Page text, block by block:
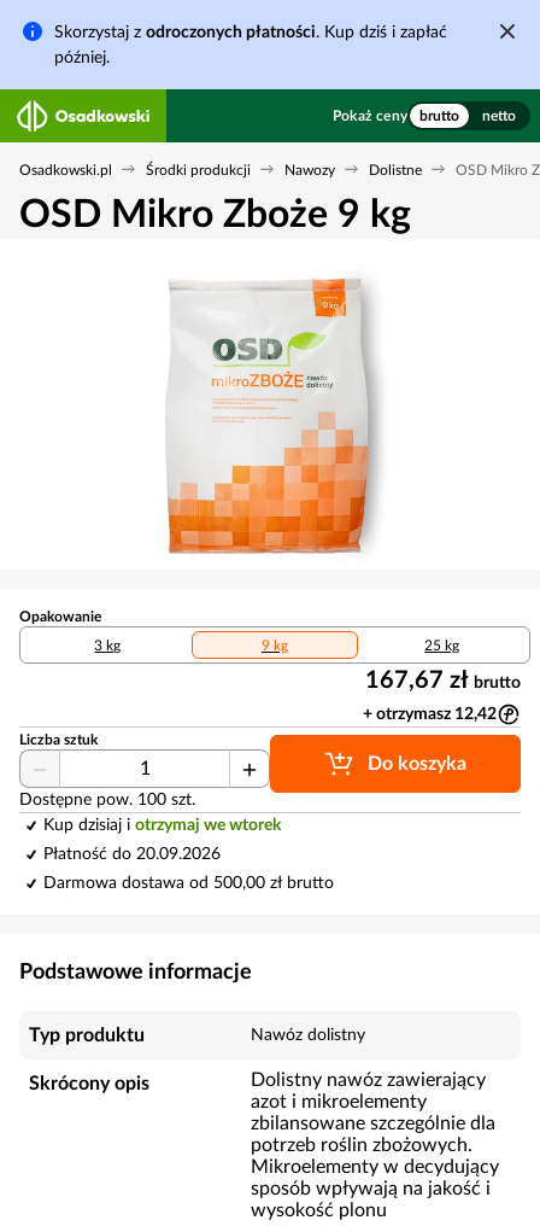
Skorzystaj z odroczonych płatności. Kup dziś i zapłać
później.
Pokaż ceny brutto netto
Osadkowski.pl Środki produkcji Nawozy Dolistne OSD Mikro
OSD Mikro Zboże 9 kg
Opakowanie
3 kg
9 kg 25 kg
167,67 zł brutto
+ otrzymasz 12,42
Liczba sztuk
Dostępne pow. 100 szt.
Do koszyka
Kup dzisiaj i otrzymaj we wtorek
Płatność do 20.09.2026
Darmowa dostawa od 500,00 zł brutto
Podstawowe informacje
Typ produktu Nawóz dolistny
Skrócony opis
Dolistny nawóz zawierający
azot i mikroelementy
zbilansowane szczególnie dla
potrzeb roślin zbożowych.
Mikroelementy w decydujący
sposób wpływają na jakość i
wysokość plonu